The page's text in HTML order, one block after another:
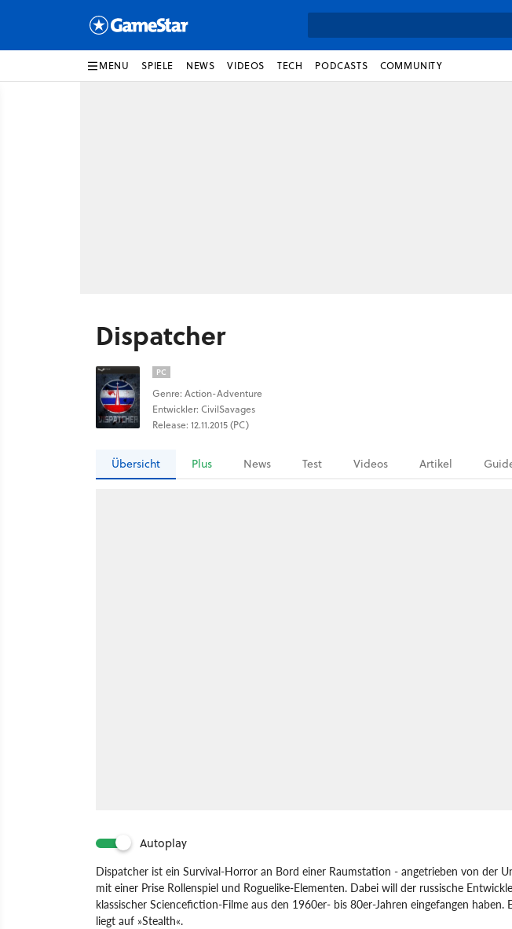
MENU SPIELE NEWS VIDEOS TECH PODCASTS COMMUNITY
Dispatcher
PC
Genre: Action-Adventure
Entwickler: CivilSavages
Release: 12.11.2015 (PC)
Übersicht Plus News Test Videos Artikel
Autoplay
Dispatcher ist ein Survival-Horror an Bord einer Raumstation - angetrieben von der
mit einer Prise Rollenspiel und Roguelike-Elementen. Dabei will der russische
klassischer Sciencefiction-Filme aus den 1960er- bis 80er-Jahren eingefangen haben.
liegt auf »Stealth«.